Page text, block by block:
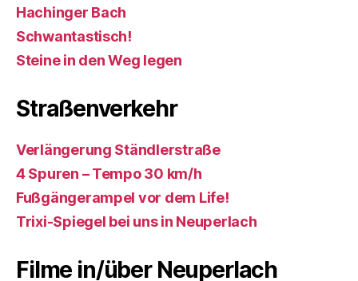
Hachinger Bach
Schwantastisch!
Steine in den Weg legen
Straßenverkehr
Verlängerung Ständlerstraße
4 Spuren – Tempo 30 km/h
Fußgängerampel vor dem Life!
Trixi-Spiegel bei uns in Neuperlach
Filme in/über Neuperlach